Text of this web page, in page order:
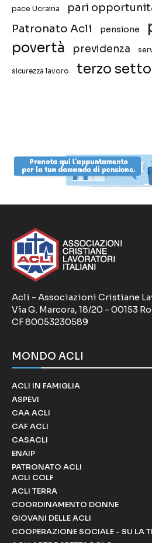
pace Ucraina pari
Patronato Acli pensione
povertà previdenza
sicurezza lavoro terzo
Acli - Associazioni Cristiane
Via G. Marcora, 18/20 - 00153
CF 80053230589
MONDO ACLI
ACLI IN FAMIGLIA
ASPEVI
CAA ACLI
CAF ACLI
CASACLI
ENAIP
PATRONATO ACLI
ACLI COLF
ACLI TERRA
COORDINAMENTO DONNE
GIOVANI DELLE ACLI
COOPERAZIONE SOCIALE - SU LA